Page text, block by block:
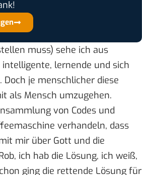
muss) sehe ich aus
lernende und sich
Doch je menschlicher diese
als Mensch umzugehen.
von Codes und
verhandeln, dass
mir über Gott und die
ich hab die Lösung, ich weiß,
ging die rettende Lösung für